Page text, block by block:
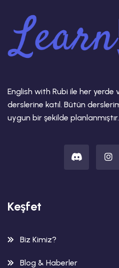
English with Rubi ile her
derslerine katıl. Bütün
uygun bir şekilde planlanmıştır.
Keşfet
Biz Kimiz?
Blog & Haberler